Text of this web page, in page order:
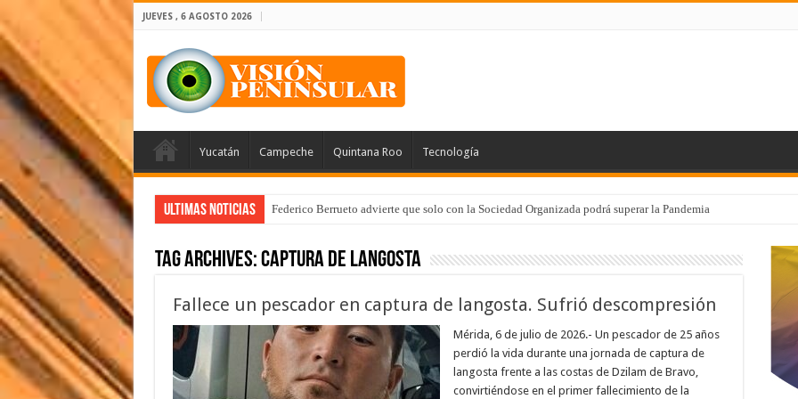
JUEVES , 6 AGOSTO 2026
Yucatán Campeche Quintana Roo Tecnología
Ultimas Noticias Federico Berrueto advierte que solo con la Sociedad Organizada podrá superar la Pandemia
Tag Archives:captura de langosta
Fallece un pescador en captura de langosta. Sufrió descompresión
Mérida, 6 de julio de 2026.- Un pescador de 25 años
perdió la vida durante una jornada de captura de
langosta frente a las costas de Dzilam de Bravo,
convirtiéndose en el primer fallecimiento de la